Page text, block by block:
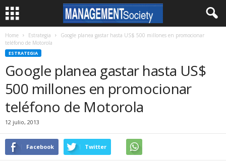
Home Estrategia
Google planea gastar hasta US$ 500 millones en promocionar
teléfono de Motorola
ESTRATEGIA
Google planea gastar hasta US$
500 millones en promocionar
teléfono de Motorola
12 julio, 2013
Facebook Twitter